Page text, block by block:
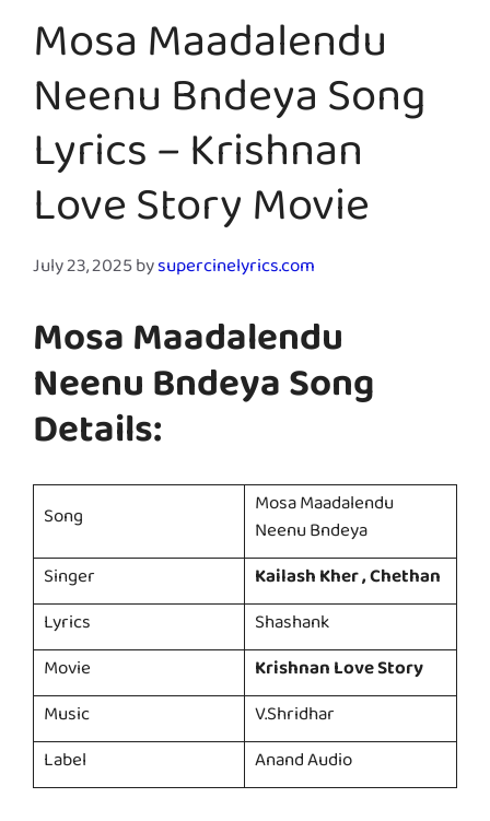
Mosa Maadalendu
Neenu Bndeya Song
Lyrics – Krishnan
Love Story Movie
July 23, 2025bysupercinelyrics.com
Mosa Maadalendu
Neenu Bndeya Song
Details:
Song Mosa Maadalendu
Neenu Bndeya
Singer
Kailash Kher , Chethan
Lyrics
Shashank
Movie
Krishnan Love Story
Music
V.Shridhar
Label
Anand Audio